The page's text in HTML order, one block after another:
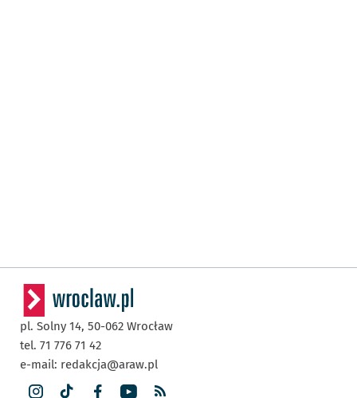
pl. Solny 14, 50-062 Wrocław
tel. 71 776 71 42
e-mail: redakcja@araw.pl